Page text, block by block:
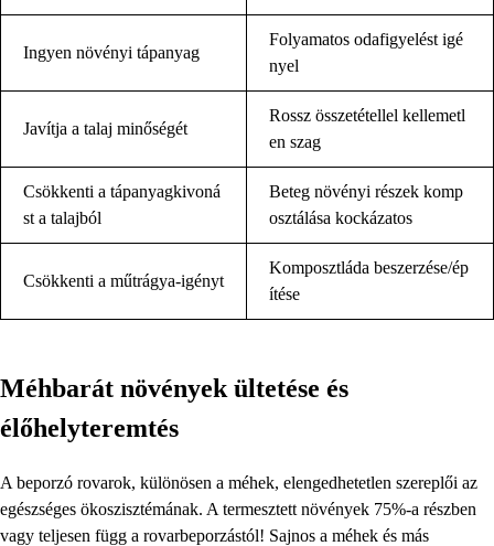
Ingyen növényi tápanyag
Folyamatos odafigyelést igé
nyel
Javítja a talaj minőségét
Rossz összetétellel kellemetl
en szag
Csökkenti a tápanyagkivoná
st a talajból
Beteg növényi részek komp
osztálása kockázatos
Csökkenti a műtrágya-igényt
Komposztláda beszerzése/ép
ítése
Méhbarát növények ültetése és
élőhelyteremtés
A beporzó rovarok, különösen a méhek, elengedhetetlen szereplői az
egészséges ökoszisztémának. A termesztett növények 75%-a részben
vagy teljesen függ a rovarbeporzástól! Sajnos a méhek és más